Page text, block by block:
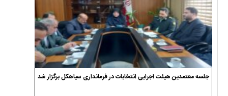
جلسه معتمدین هیئت اجرایی انتخابات در فرمانداری سیاهکل برگزار شد